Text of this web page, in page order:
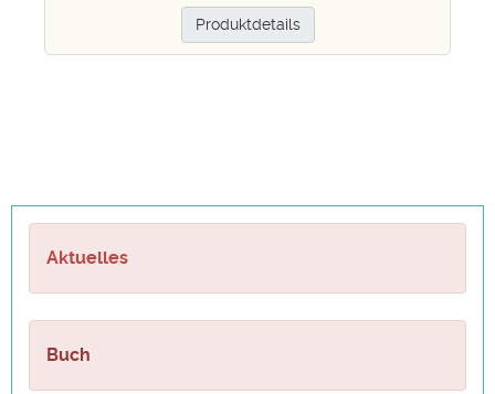
Produktdetails
Aktuelles
Buch